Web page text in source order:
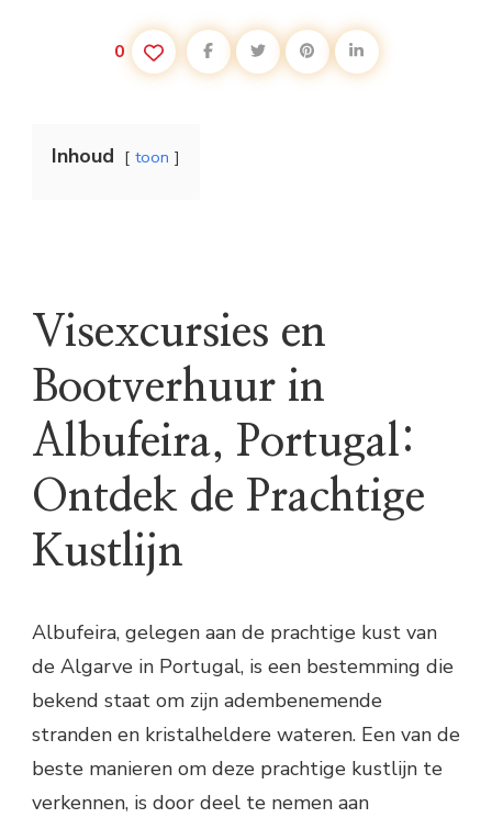
0
Inhoud toon
Visexcursies en
Bootverhuur in
Albufeira, Portugal:
Ontdek de Prachtige
Kustlijn
Albufeira, gelegen aan de prachtige kust van
de Algarve in Portugal, is een bestemming die
bekend staat om zijn adembenemende
stranden en kristalheldere wateren. Een van de
beste manieren om deze prachtige kustlijn te
verkennen, is door deel te nemen aan